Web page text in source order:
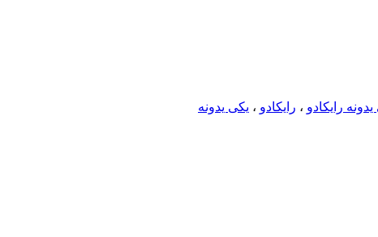
رایکادو ، رایکادو ، یکی یدونه